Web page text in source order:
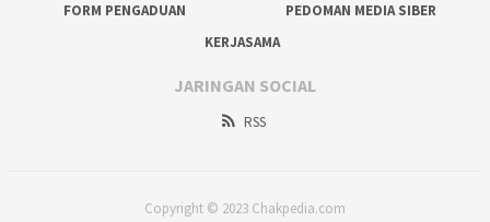
FORM PENGADUAN
PEDOMAN MEDIA SIBER
KERJASAMA
JARINGAN SOCIAL
RSS
Copyright © 2023 Chakpedia.com